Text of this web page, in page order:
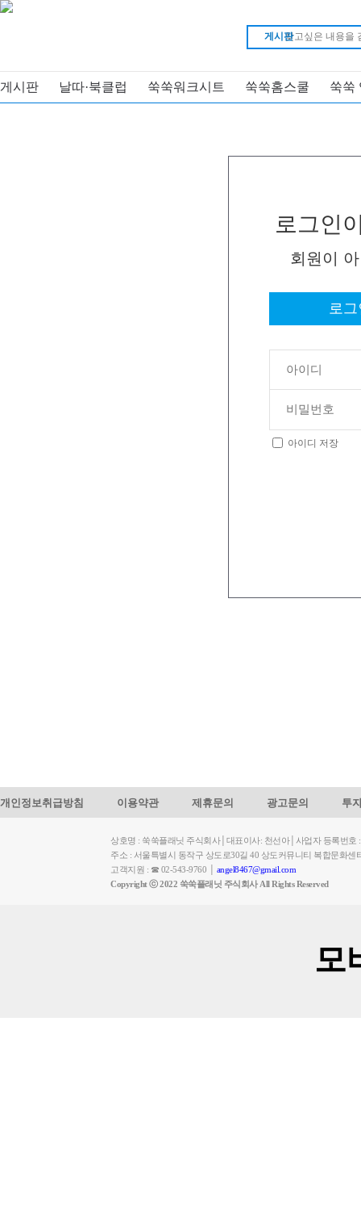
게시판
게시판 날따·북클럽 쑥쑥워크시트 쑥쑥홈스쿨 쑥쑥
로그인
회원이
로
아이디 저장
개인정보취급방침 이용약관 제휴문의 광고문의 투
상호명 : 쑥쑥플래닛 주식회사│대표이사: 천선아│사업자 등록번호
주소 : 서울특별시 동작구 상도로30길 40 상도커뮤니티 복합문화
고객지원 : ☎ 02-543-9760 │ angel8467@gmail.com
Copyright ⓒ 2022 쑥쑥플래닛 주식회사 All Rights Reserved
모